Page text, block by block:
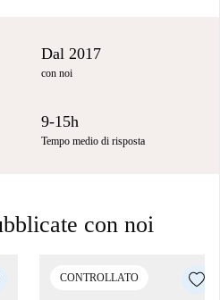
Dal 2017
con noi
9-15h
Tempo medio di risposta
con noi
CONTROLLATO